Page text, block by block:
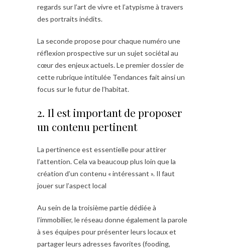
regards sur l’art de vivre et l’atypisme à travers
des portraits inédits.
La seconde propose pour chaque numéro une
réflexion prospective sur un sujet sociétal au
cœur des enjeux actuels. Le premier dossier de
cette rubrique intitulée Tendances fait ainsi un
focus sur le futur de l’habitat.
2. Il est important de proposer
un contenu pertinent
La pertinence est essentielle pour attirer
l’attention. Cela va beaucoup plus loin que la
création d’un contenu « intéressant ». Il faut
jouer sur l’aspect local
Au sein de la troisième partie dédiée à
l’immobilier, le réseau donne également la parole
à ses équipes pour présenter leurs locaux et
partager leurs adresses favorites (fooding,